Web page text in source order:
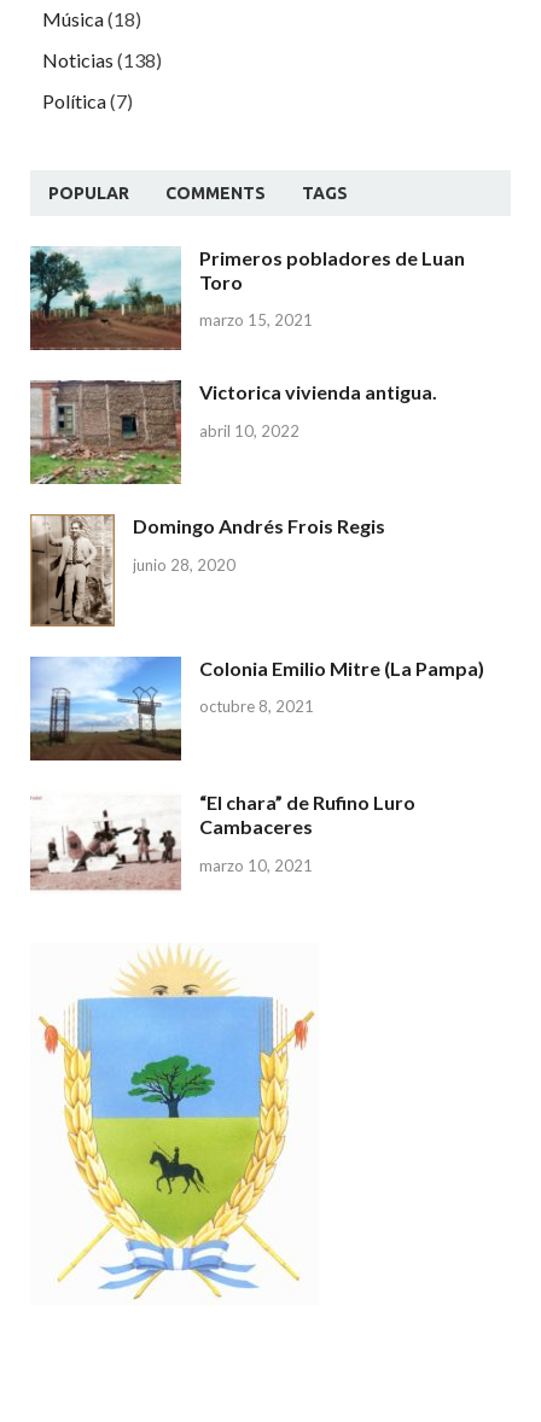
Música(18)
Noticias (138)
Política(7)
POPULAR COMMENTS TAGS
Primeros pobladores de Luan
Toro
marzo 15, 2021
Victorica vivienda antigua.
abril 10, 2022
Domingo Andrés Frois Regis
junio 28, 2020
Colonia Emilio Mitre (La Pampa)
octubre 8, 2021
“El chara” de Rufino Luro
Cambaceres
marzo 10, 2021